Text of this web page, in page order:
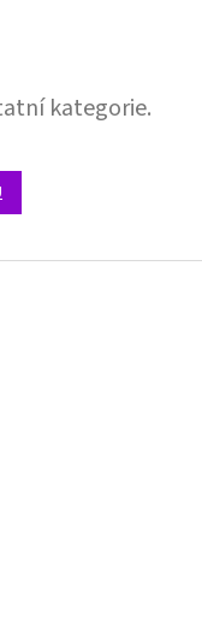
kategorie.